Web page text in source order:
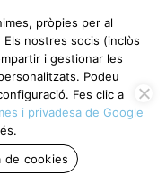
pròpies per al
nostres socis (inclòs
i gestionar les
Podeu
Fes clic a
i privadesa de Google
de cookies